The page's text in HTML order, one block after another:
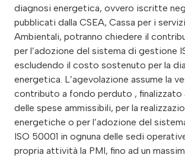
diagnosi energetica, ovvero iscritte
pubblicati dalla CSEA, Cassa per i
Ambientali, potranno chiedere il
per l’adozione del sistema di gestione
escludendo il costo sostenuto per la
energetica. L’agevolazione assume la
contributo a fondo perduto , finalizzato
delle spese ammissibili, per la
energetiche o per l’adozione del
ISO 50001 in ognuna delle sedi
propria attività la PMI, fino ad un